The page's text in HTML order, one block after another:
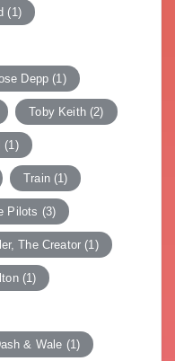
(1)
Depp (1)
Toby Keith(2)
(1)
Train(1)
Pilots (3)
The Creator (1)
(1)
& Wale (1)